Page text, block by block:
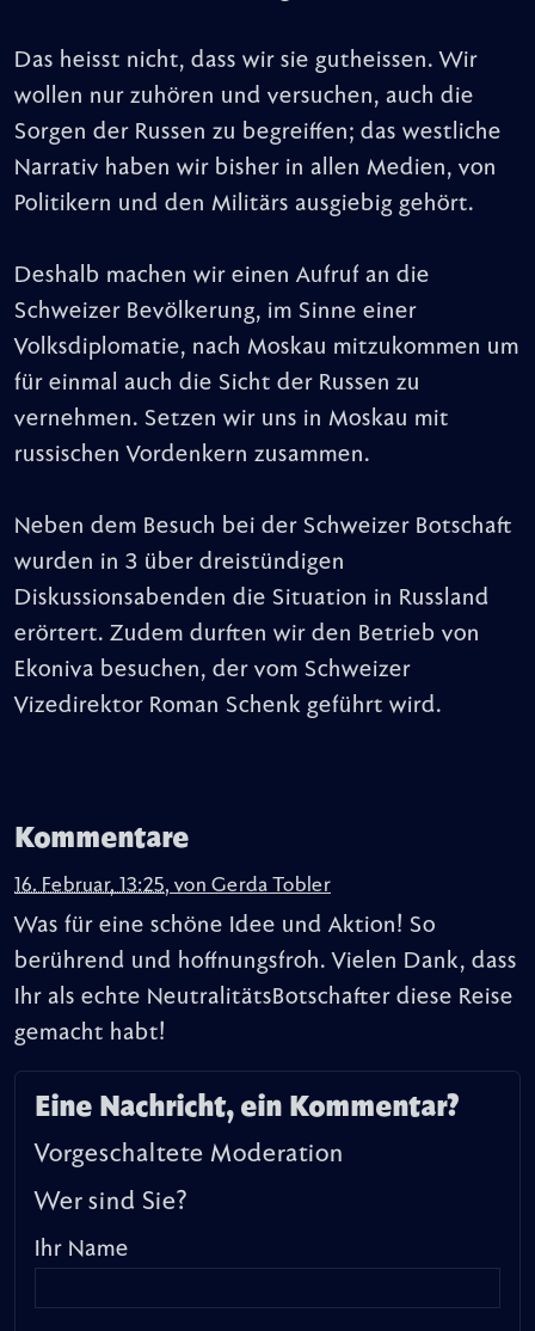
Das heisst nicht, dass wir sie gutheissen. Wir
wollen nur zuhören und versuchen, auch die
Sorgen der Russen zu begreiffen; das westliche
Narrativ haben wir bisher in allen Medien, von
Politikern und den Militärs ausgiebig gehört.
Deshalb machen wir einen Aufruf an die
Schweizer Bevölkerung, im Sinne einer
Volksdiplomatie, nach Moskau mitzukommen um
für einmal auch die Sicht der Russen zu
vernehmen. Setzen wir uns in Moskau mit
russischen Vordenkern zusammen.
Neben dem Besuch bei der Schweizer Botschaft
wurden in 3 über dreistündigen
Diskussionsabenden die Situation in Russland
erörtert. Zudem durften wir den Betrieb von
Ekoniva besuchen, der vom Schweizer
Vizedirektor Roman Schenk geführt wird.
Kommentare
16. Februar, 13:25, von Gerda Tobler
Was für eine schöne Idee und Aktion! So
berührend und hoffnungsfroh. Vielen Dank, dass
Ihr als echte NeutralitätsBotschafter diese Reise
gemacht habt!
Eine Nachricht, ein Kommentar?
Vorgeschaltete Moderation
Wer sind Sie?
Ihr Name